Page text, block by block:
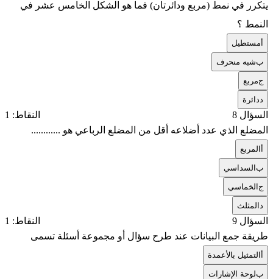
يتكرر في نمط (مربع ودائرتان) فما هو الشكل الخامس عشر في
النمط ؟
مستطيل
بشبه منحرف
جمربع
دائرة
السؤال 8
النقاط: 1
المضلع الذي عدد أضلاعه أقل من المضلع الرباعي هو ............
المربع
بالسداسي
جالخماسي
المثلث
السؤال 9
النقاط: 1
طريقة جمع البيانات عند طرح سؤال أو مجموعة أسئلة تسمى
التمثيل بالأعمدة
بلوحة الإشارات